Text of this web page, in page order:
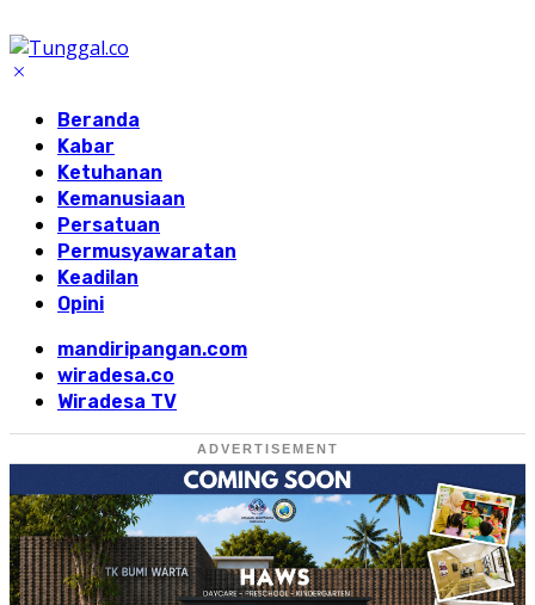
Beranda
Kabar
Ketuhanan
Kemanusiaan
Persatuan
Permusyawaratan
Keadilan
Opini
mandiripangan.com
wiradesa.co
Wiradesa TV
ADVERTISEMENT